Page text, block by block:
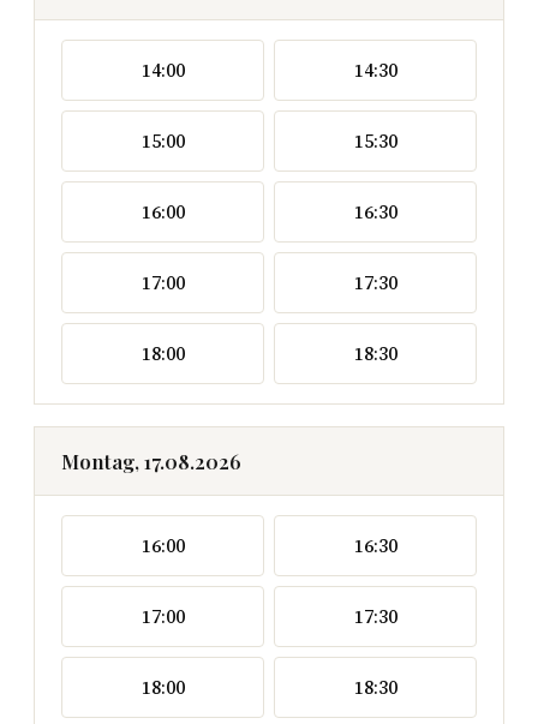
14:00 14:30
15:00 15:30
16:00 16:30
17:00 17:30
18:00 18:30
Montag, 17.08.2026
16:00 16:30
17:00 17:30
18:00 18:30